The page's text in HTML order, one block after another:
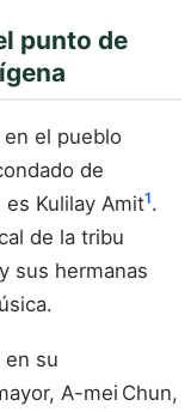
punto de
el pueblo
de
Kulilay Amit1.
de la tribu
sus hermanas
en su
A-mei Chun,